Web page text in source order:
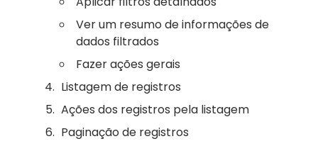
Ver um resumo de informações de
dados filtrados
Fazer ações gerais
Listagem de registros
Ações dos registros pela listagem
Paginação de registros